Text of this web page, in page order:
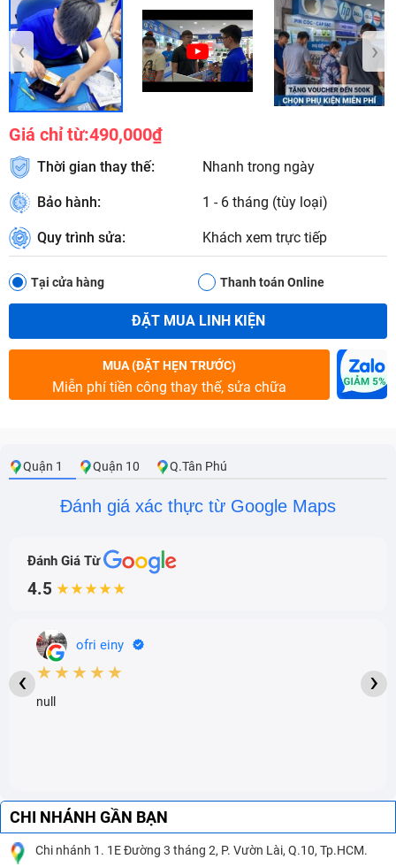
‹ ›
Giá chỉ từ:490,000₫
Thời gian thay thế: Nhanh trong ngày
Bảo hành: 1 - 6 tháng (tùy loại)
Quy trình sửa: Khách xem trực tiếp
Tại cửa hàng Thanh toán Online
ĐẶT MUA LINH KIỆN
MUA (ĐẶT HẸN TRƯỚC)
Miễn phí tiền công thay thế, sửa chữa
Quận 1 Quận 10 Q.Tân Phú
Đánh giá xác thực từ Google Maps
Đánh Giá Từ
4.5 ★★★★★
ofri einy
★★★★★
null
‹ ›
CHI NHÁNH GẦN BẠN
Chi nhánh 1. 1E Đường 3 tháng 2, P. Vườn Lài, Q.10, Tp.HCM.